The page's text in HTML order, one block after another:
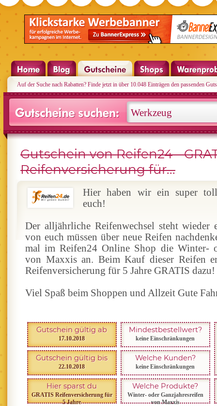
Auf der Suche nach Rabatten? Finde jetzt in über 10.048 Einträgen den passenden
Gutschein von Reifen24 -
Reifenversicherung für...
Hier haben wir ein super
euch!
Der alljährliche Reifenwechsel steht wieder
von euch müssen über neue Reifen
mal im Reifen24 Online Shop die Winter-
von Maxxis an. Beim Kauf dieser Reifen
Reifenversicherung für 5 Jahre GRATIS dazu!
Viel Spaß beim Shoppen und Allzeit Gute
Gutschein gültig ab
17.10.2018
Mindestbestellwert?
keine Einschränkungen
Gutschein gültig bis
22.10.2018
Welche Kunden?
keine Einschränkungen
Hier sparst du
GRATIS Reifenversicherung für
5 Jahre
Welche Produkte?
Winter- oder Ganzjahresreifen
von Maxxis